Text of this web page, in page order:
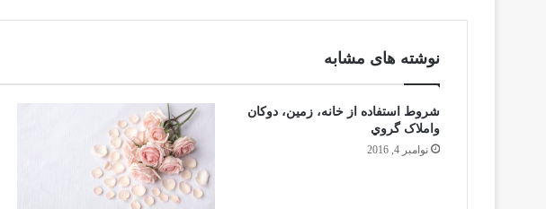
نوشته های مشابه
شروط استفاده از خانه، زمين، دوكان
واملاک گروي
نوامبر 4, 2016